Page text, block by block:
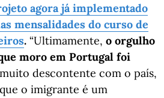
agora já implementado
mensalidades do curso de
. “Ultimamente, o orgulho
moro em Portugal foi
descontente com o país,
o imigrante é um